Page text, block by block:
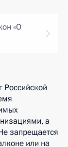
«О
Российской
а
запрещается
или на